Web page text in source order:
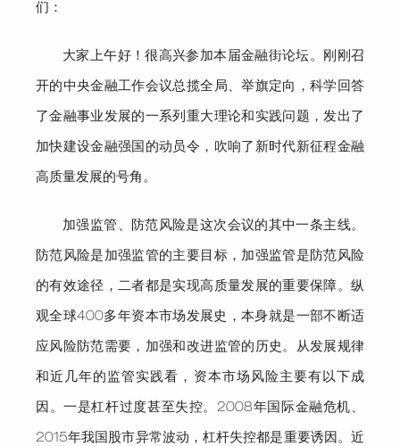
们：
大家上午好！很高兴参加本届金融街论坛。 刚刚召
开的 中央金融工作会议总揽全局、举旗定向， 科学回答
了金融事业发展的一系列重大理论和实践问题，发出了
加快建设金融强国的动员令， 吹响了新时代新征程金融
高质量发展的号角。
加强监管、防范风险是这次会议的其中一条主线。
防范风险是加强监管的主要目标，加强监管是防范风险
的有效途径 ，二者都是实现高质量发展的重要保障。纵
观全球400多年资本市场发展史，本身就是一部不断适
应风险防范需要，加强和改进监管的历史 。从发展规律
和近几年 的 监管实践看， 资本市场 风险主要有以下成
因。一是杠杆过度甚至失控。 2008年国际金融危机、
2015年我国股市异常波动 ，杠杆失控都是重要诱因。近